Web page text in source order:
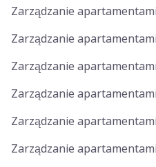
Zarządzanie
Zarządzanie
Zarządzanie
Zarządzanie
Zarządzanie
Zarządzanie